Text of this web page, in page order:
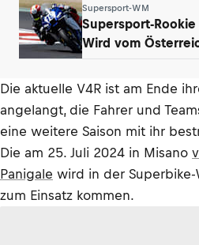
Supersport-WM
Supersport-
Wird vom
Die aktuelle V4R ist am Ende
angelangt, die Fahrer und
eine weitere Saison mit ihr
Die am 25. Juli 2024 in Misano
Panigale wird in der
zum Einsatz kommen.